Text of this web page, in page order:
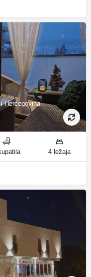
Hercegovina
4 ležaja